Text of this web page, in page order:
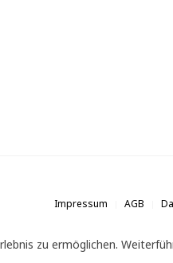
Impressum AGB
zu ermöglichen.